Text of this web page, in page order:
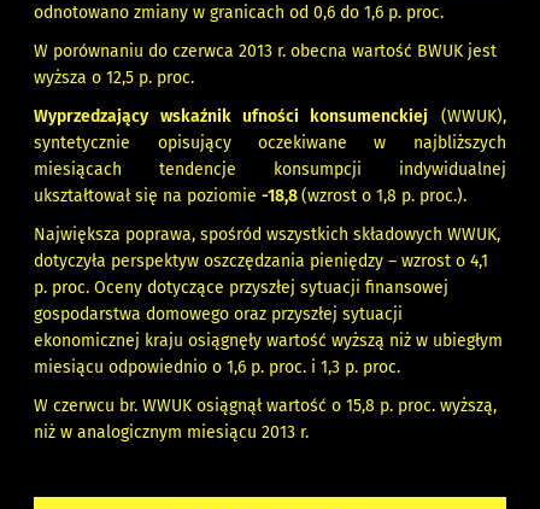
odnotowano zmiany w granicach od 0,6 do 1,6 p. proc.
W porównaniu do czerwca 2013 r. obecna wartość BWUK jest
wyższa o 12,5 p. proc.
Wyprzedzający wskaźnik ufności konsumenckiej (WWUK),
syntetycznie opisujący oczekiwane w najbliższych
miesiącach tendencje konsumpcji indywidualnej
ukształtował się na poziomie-18,8(wzrost o 1,8 p. proc.).
Największa poprawa, spośród wszystkich składowych WWUK,
dotyczyła perspektyw oszczędzania pieniędzy – wzrost o 4,1
p. proc. Oceny dotyczące przyszłej sytuacji finansowej
gospodarstwa domowego oraz przyszłej sytuacji
ekonomicznej kraju osiągnęły wartość wyższą niż w ubiegłym
miesiącu odpowiednio o 1,6 p. proc. i 1,3 p. proc.
W czerwcu br. WWUK osiągnął wartość o 15,8 p. proc. wyższą,
niż w analogicznym miesiącu 2013 r.